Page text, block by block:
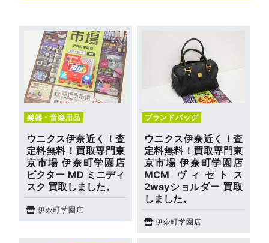
楽器・音楽用品
ウニクス伊奈近く！査
定料無料！買取専門東
京市場 伊奈町学園店
ビクター MD ミニディ
スク 買取しました。
伊奈町学園店
ブランドバッグ
ウニクス伊奈近く！査
定料無料！買取専門東
京市場 伊奈町学園店
MCM ヴィセトス
2wayショルダー 買取
しました。
伊奈町学園店